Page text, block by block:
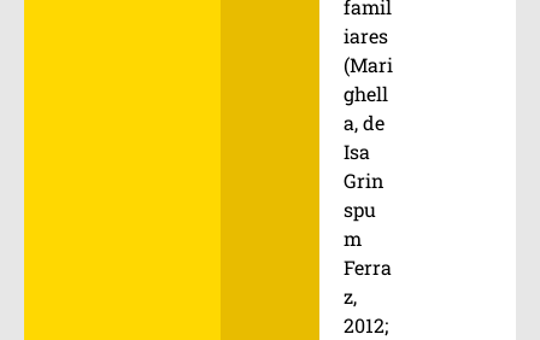
famil
iares
(Mari
ghell
a, de
Isa
Grin
spu
m
Ferra
z,
2012;